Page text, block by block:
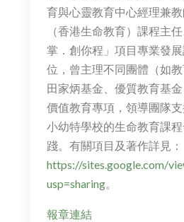
育與心靈教育中心經理兼
（香港生命教育）課程主
掌．創你程」項目專業發
位，曾主理不同團體（如教
田家炳基金、優質教育基
價值教育專項，領導團隊
小幼特學校的生命教育課
踐。有關項目及著作詳見：
https://sites.google.com/
usp=sharing。
報章連結